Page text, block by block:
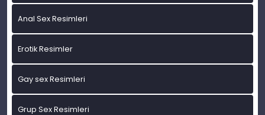
Anal Sex Resimleri
Erotik Resimler
Gay sex Resimleri
Grup Sex Resimleri